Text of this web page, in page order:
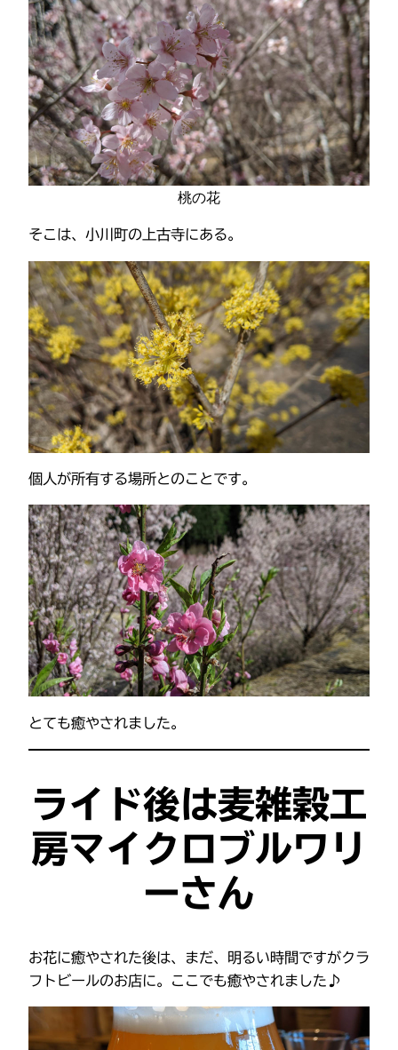
桃の花
そこは、小川町の上古寺にある。
個人が所有する場所とのことです。
とても癒やされました。
ライド後は麦雑穀工
房マイクロブルワリ
ーさん
お花に癒やされた後は、まだ、明るい時間ですがクラ
フトビールのお店に。ここでも癒やされました♪